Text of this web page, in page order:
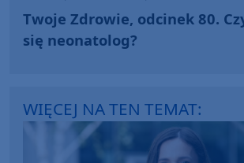
Twoje Zdrowie, odcinek 80.
się neonatolog?
WIĘCEJ NA TEN TEMAT: